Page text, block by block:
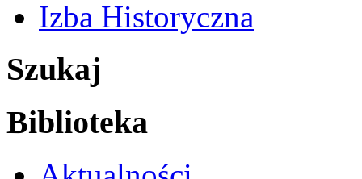
Izba Historyczna
Szukaj
Biblioteka